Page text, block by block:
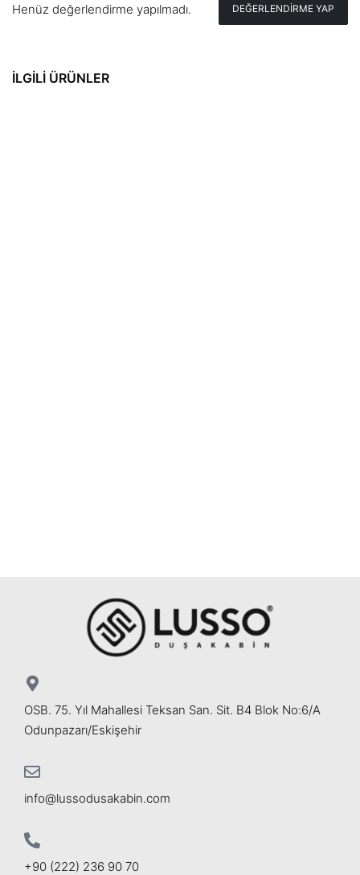
Henüz değerlendirme yapılmadı. DEĞERLENDIRME YAP
İLGILI ÜRÜNLER
OSB. 75. Yıl Mahallesi Teksan San. Sit. B4 Blok No:6/A
Odunpazarı/Eskişehir
info@lussodusakabin.com
+90 (222) 236 90 70